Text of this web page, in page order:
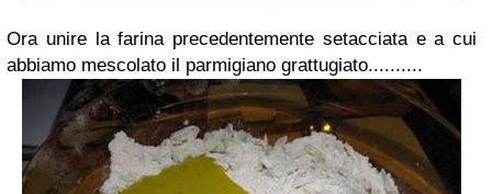
Ora unire la farina precedentemente setacciata e a cui
abbiamo mescolato il parmigiano grattugiato..........